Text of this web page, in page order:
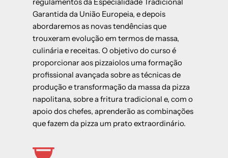
regulamentos da Especialidade Tradicional
Garantida da União Europeia, e depois
abordaremos as novas tendências que
trouxeram evolução em termos de massa,
culinária e receitas. O objetivo do curso é
proporcionar aos pizzaiolos uma formação
profissional avançada sobre as técnicas de
produção e transformação da massa da pizza
napolitana, sobre a fritura tradicional e, com o
apoio dos chefes, aprenderão as combinações
que fazem da pizza um prato extraordinário.